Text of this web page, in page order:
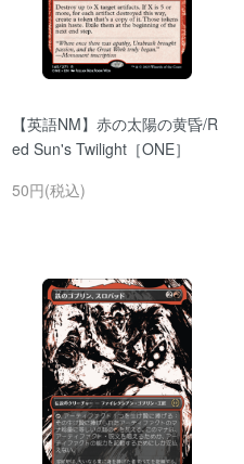
【英語NM】赤の太陽の黄昏/R
ed Sun's Twilight［ONE］
50円(税込)